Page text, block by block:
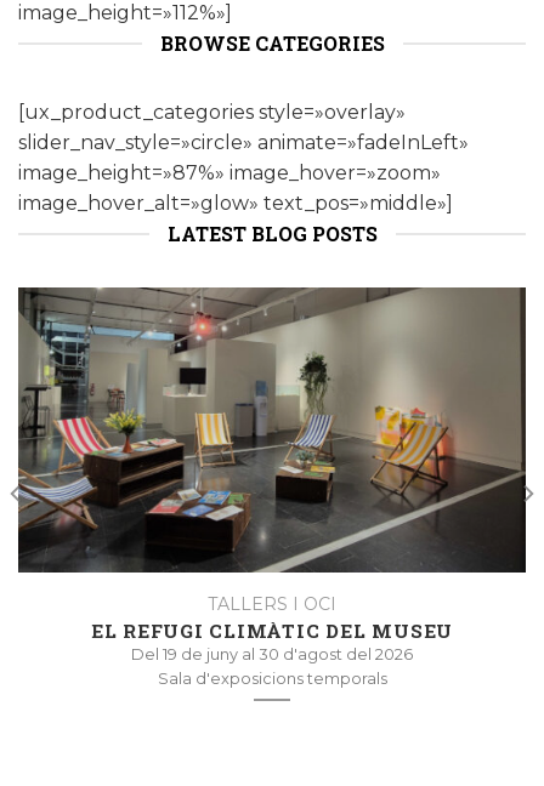
image_height=»112%»]
BROWSE CATEGORIES
[ux_product_categories style=»overlay»
slider_nav_style=»circle» animate=»fadeInLeft»
image_height=»87%» image_hover=»zoom»
image_hover_alt=»glow» text_pos=»middle»]
LATEST BLOG POSTS
TALLERS I OCI
EL REFUGI CLIMÀTIC DEL MUSEU
Del 19 de juny al 30 d'agost del 2026
Sala d'exposicions temporals